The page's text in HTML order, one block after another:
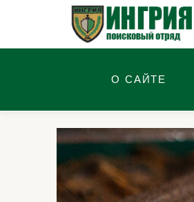
О САЙТЕ